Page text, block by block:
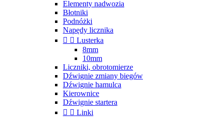
Elementy nadwozia
Błotniki
Podnóżki
Napędy licznika
  Lusterka
8mm
10mm
Liczniki, obrotomierze
Dźwignie zmiany biegów
Dźwignie hamulca
Kierownice
Dźwignie startera
  Linki